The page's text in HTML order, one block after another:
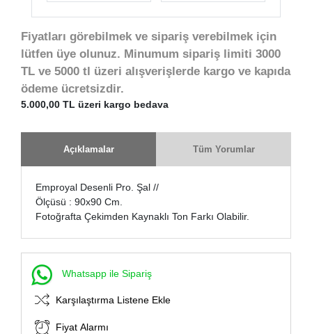
Fiyatları görebilmek ve sipariş verebilmek için
lütfen üye olunuz. Minumum sipariş limiti 3000
TL ve 5000 tl üzeri alışverişlerde kargo ve kapıda
ödeme ücretsizdir.
5.000,00 TL üzeri kargo bedava
Açıklamalar Tüm Yorumlar
Emproyal Desenli Pro. Şal //
Ölçüsü : 90x90 Cm.
Fotoğrafta Çekimden Kaynaklı Ton Farkı Olabilir.
Whatsapp ile Sipariş
Karşılaştırma Listene Ekle
Fiyat Alarmı